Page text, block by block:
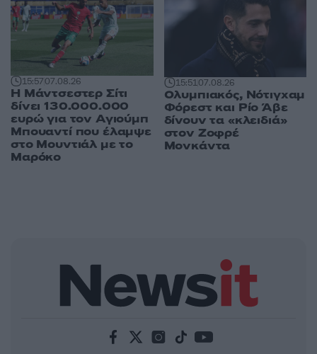
15:5707.08.26
Η Μάντσεστερ Σίτι
δίνει 130.000.000
ευρώ για τον Αγιούμπ
Μπουαντί που έλαμψε
στο Μουντιάλ με το
Μαρόκο
15:5107.08.26
Ολυμπιακός, Νότιγχαμ
Φόρεστ και Ρίο Άβε
δίνουν τα «κλειδιά»
στον Ζοφρέ
Μονκάντα